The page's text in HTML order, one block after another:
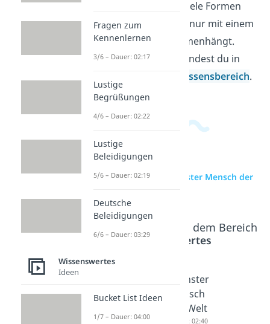
klar, dass Intelligenz viele Formen
haben kann und nicht nur mit einem
einzelnen Test zusammenhängt.
Weitere Videos dazu findest du in
Allgemeinwissensbereich.
zur Videoseite: Schlauster Mensch der
Beliebte Inhalte aus dem Bereich
Wissenswertes
Baum
Dauer: 04:09
r Muskel
Kleinster
Mensch
der Welt
Dauer: 02:40
Fragen zum
Kennenlernen
3/6 – Dauer: 02:17
Lustige
Begrüßungen
4/6 – Dauer: 02:22
Lustige
Beleidigungen
5/6 – Dauer: 02:19
Deutsche
Beleidigungen
6/6 – Dauer: 03:29
Wissenswertes
Ideen
Bucket List Ideen
1/7 – Dauer: 04:00